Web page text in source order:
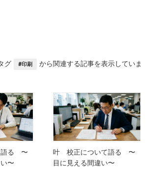
グ #印刷
から関連する記事を表示していま
語る 〜
〜
叶 校正について語る 〜
目に見える間違い〜